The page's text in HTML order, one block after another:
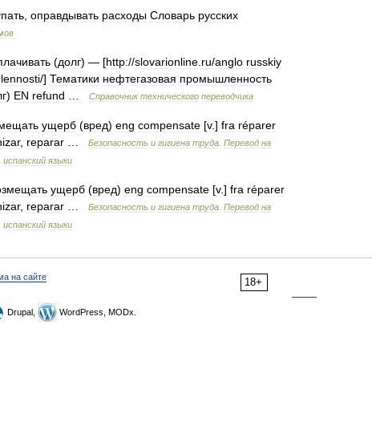
оправдывать расходы Словарь русских
(долг) — [http://slovarionline ru/anglo russkiy
/] Тематики нефтегазовая промышленность
) EN refund Справочник технического переводчика
ущерб (вред) eng compensate [v.] fra réparer
, reparar Безопасность и гигиена труда Перевод на
испанский языки
ущерб (вред) eng compensate [v.] fra réparer
, reparar Безопасность и гигиена труда Перевод на
испанский языки
18+
на сайте
Drupal, WordPress, MODx.